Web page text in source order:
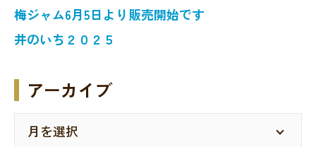
梅ジャム6月5日より販売開始です
井のいち２０２５
アーカイブ